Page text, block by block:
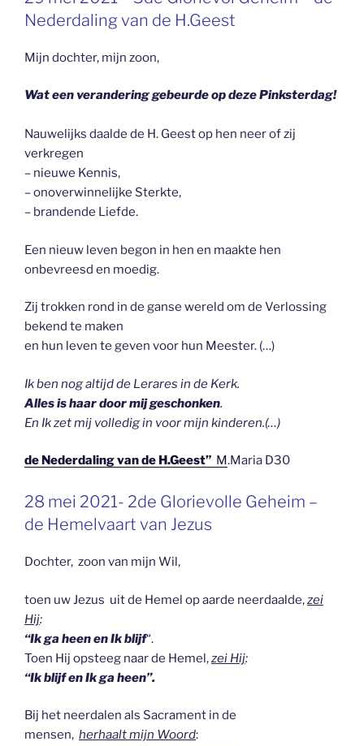
OP
Nederdaling van de H.Geest
Mijn dochter, mijn zoon,
Wat een verandering gebeurde op deze Pinksterdag!
Nauwelijks daalde de H. Geest op hen neer of zij
verkregen
– nieuwe Kennis,
– onoverwinnelijke Sterkte,
– brandende Liefde.
Een nieuw leven begon in hen en maakte hen
onbevreesd en moedig.
Zij trokken rond in de ganse wereld om de Verlossing
bekend te maken
en hun leven te geven voor hun Meester. (…)
Ik ben nog altijd de Lerares in de Kerk.
Alles is haar door mij geschonken.
En Ik zet mij volledig in voor mijn kinderen.(…)
de Nederdaling van de H.Geest” M.Maria D30
GEPLAATST
OP
28 mei 2021- 2de Glorievolle Geheim –
de Hemelvaart van Jezus
Dochter, zoon van mijn Wil,
toen uw Jezus uit de Hemel op aarde neerdaalde,zei
Hij:
“Ik ga heen en Ik blijf“.
Toen Hij opsteeg naar de Hemel,zei Hij:
“Ik blijf en Ik ga heen”.
Bij het neerdalen als Sacrament in de
mensen, herhaalt mijn Woord: